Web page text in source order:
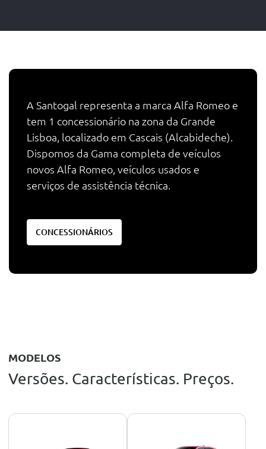
A Santogal representa a marca Alfa Romeo e
tem 1 concessionário na zona da Grande
Lisboa, localizado em Cascais (Alcabideche).
Dispomos da Gama completa de veículos
novos Alfa Romeo, veículos usados e
serviços de assistência técnica.
CONCESSIONÁRIOS
MODELOS
Versões. Características. Preços.